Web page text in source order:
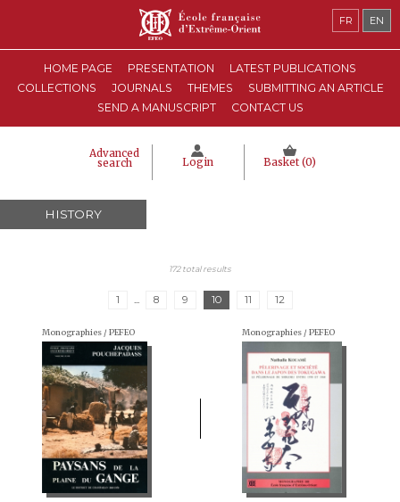
HOME PAGE PRESENTATION
LATEST PUBLICATIONS
COLLECTIONS
JOURNALS THEMES
SUBMITTING AN ARTICLE
SEND A MANUSCRIPT
CONTACT US
Advanced
search Login Basket (0)
FR EN
HISTORY
172 total results
1 ... 8 9 10 11 12
Monographies / PEFEO Monographies / PEFEO